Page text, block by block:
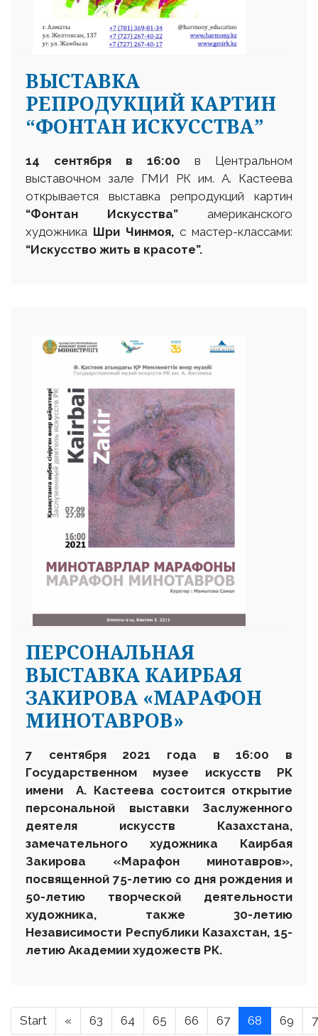
ВЫСТАВКА
РЕПРОДУКЦИЙ КАРТИН
“ФОНТАН ИСКУССТВА”
14 сентября в 16:00 в Центральном
выставочном зале ГМИ РК им. А. Кастеева
открывается выставка репродукций картин
“Фонтан Искусства” американского
художника Шри Чинмоя, с мастер-классами:
“Искусство жить в красоте”.
ПЕРСОНАЛЬНАЯ
ВЫСТАВКА КАИРБАЯ
ЗАКИРОВА «МАРАФОН
МИНОТАВРОВ»
7 сентября 2021 года в 16:00 в
Государственном музее искусств РК
имени А. Кастеева состоится открытие
персональной выставки Заслуженного
деятеля искусств Казахстана,
замечательного художника Каирбая
Закирова «Марафон минотавров»,
посвященной 75-летию со дня рождения и
50-летию творческой деятельности
художника, также 30-летию
Независимости Республики Казахстан, 15-
летию Академии художеств РК.
Start « 63 64 65 66 67 68 69